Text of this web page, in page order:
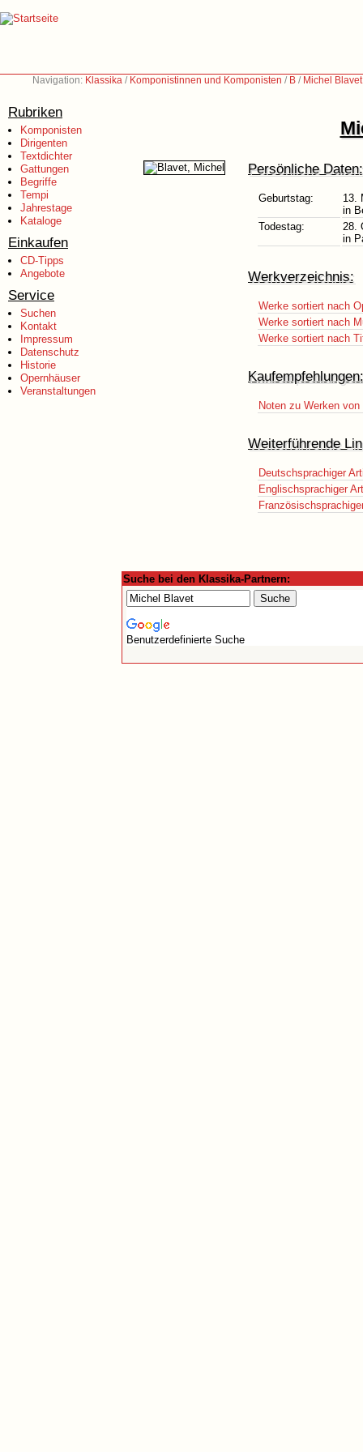
Navigation: Klassika / Komponistinnen und Komponisten / B / Michel
Rubriken
Komponisten
Dirigenten
Textdichter
Gattungen
Begriffe
Tempi
Jahrestage
Kataloge
Einkaufen
CD-Tipps
Angebote
Service
Suchen
Kontakt
Impressum
Datenschutz
Historie
Opernhäuser
Veranstaltungen
Persönliche Daten:
Geburtstag:
13.
in
Todestag:
28.
in
Werkverzeichnis:
Werke sortiert nach
Werke sortiert nach
Werke sortiert nach
Kaufempfehlungen:
Noten zu Werken
Weiterführende
Deutschsprachiger
Englischsprachiger
Suche bei den Klassika-Partnern:
Benutzerdefinierte Suche